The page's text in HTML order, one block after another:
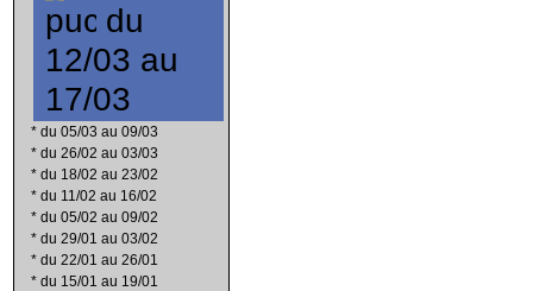
du
12/03 au
17/03
* du 05/03 au 09/03
* du 26/02 au 03/03
* du 18/02 au 23/02
* du 11/02 au 16/02
* du 05/02 au 09/02
* du 29/01 au 03/02
* du 22/01 au 26/01
* du 15/01 au 19/01